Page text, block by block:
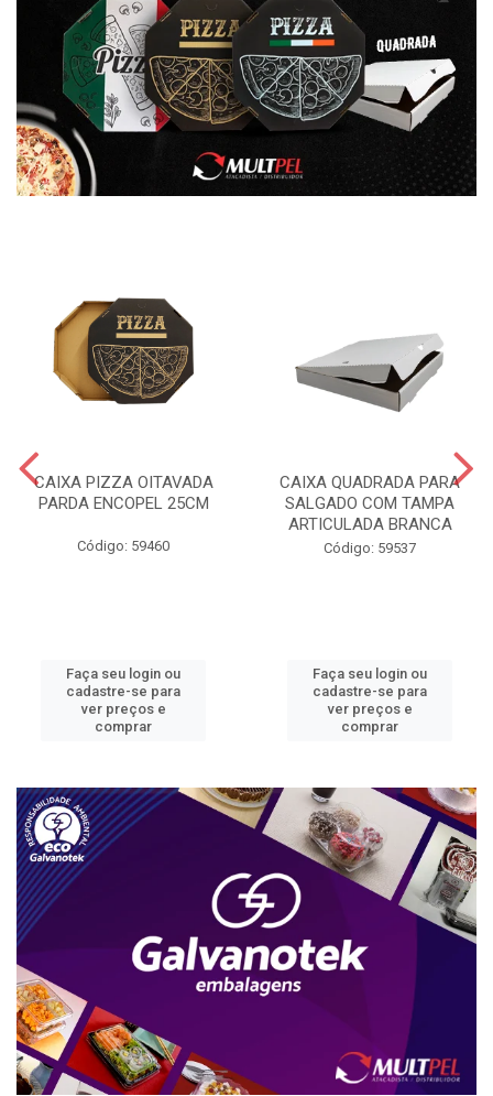
CAIXA PIZZA OITAVADA
PARDA ENCOPEL 25CM
Código: 59460
Faça seu login ou
cadastre-se para
ver preços e
comprar
CAIXA QUADRADA PARA
SALGADO COM TAMPA
ARTICULADA BRANCA
Código: 59537
Faça seu login ou
cadastre-se para
ver preços e
comprar